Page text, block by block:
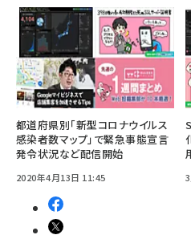
都道府県別「新型コロナウイルス
感染者数マップ」で緊急事態宣言
発令状況など配信開始
2020年4月13日 11:45